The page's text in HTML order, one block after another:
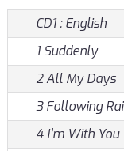
CD1 : English
1 Suddenly
2 All My Days
3 Following
4 I’m With You